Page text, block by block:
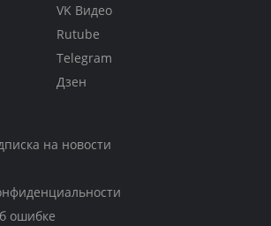
VK Видео
Rutube
Telegram
Дзен
на новости
ошибке